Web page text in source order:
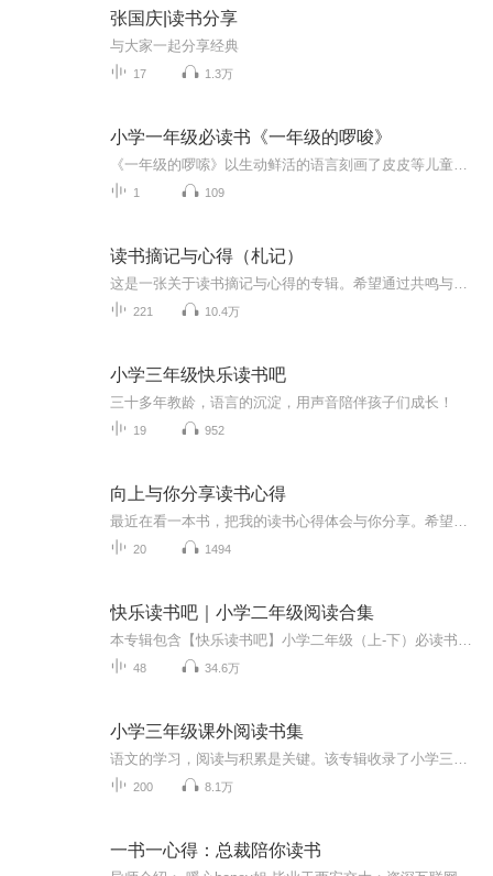
张国庆|读书分享
与大家一起分享经典
17 1.3万
小学一年级必读书《一年级的啰唆》
1 109
读书摘记与心得（札记）
221 10.4万
小学三年级快乐读书吧
三十多年教龄，语言的沉淀，用声音陪伴孩子们成长！
19 952
向上与你分享读书心得
20 1494
快乐读书吧｜小学二年级阅读合集
48 34.6万
小学三年级课外阅读书集
200 8.1万
一书一心得：总裁陪你读书